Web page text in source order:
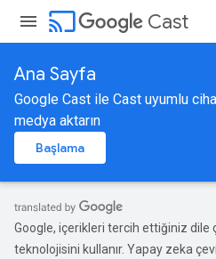
cast Cast
Ana Sayfa
Google Cast ile Cast uyumlu
medya aktarın
Başlama
Google, içerikleri tercih ettiğiniz dile
teknolojisini kullanır. Yapay zeka